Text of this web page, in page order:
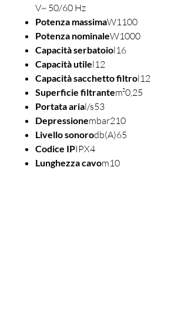
V~ 50/60 Hz
Potenza massimaW1100
Potenza nominaleW1000
Capacità serbatoiol16
Capacità utilel12
Capacità sacchetto filtrol12
Superficie filtrantem²0,25
Portata arial/s53
Depressionembar210
Livello sonorodb(A)65
Codice IPIPX4
Lunghezza cavom10